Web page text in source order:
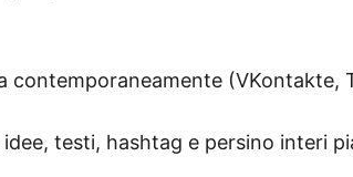
contemporaneamente (VKontakte,
testi, hashtag e persino interi